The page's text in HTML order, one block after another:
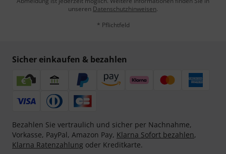
Inspirierende Beiträge
Deals Thomann Insights
Jetzt anmelden
Mit Klick auf „Jetzt anmelden“ stimmen Sie dem Erhalt von E-Mail-
Werbung und einer Messung des E-Mail-Nutzungsverhaltens zu. Die
Abmeldung ist jederzeit möglich. Weitere Informationen finden Sie in
unseren
* Pflichtfeld